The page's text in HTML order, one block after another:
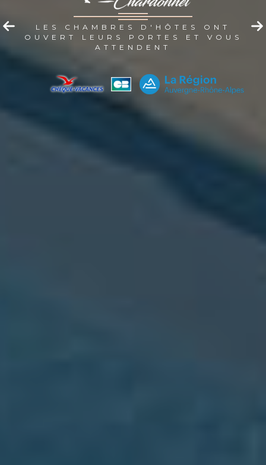
LES CHAMBRES D'HÔTES ONT
OUVERT LEURS PORTES ET VOUS
ATTENDENT